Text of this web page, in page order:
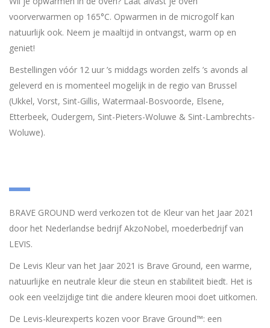
voorverwarmen op 165°C. Opwarmen in de microgolf kan
natuurlijk ook. Neem je maaltijd in ontvangst, warm op en
geniet!
Bestellingen vóór 12 uur ’s middags worden zelfs ’s avonds al
geleverd en is momenteel mogelijk in de regio van Brussel
(Ukkel, Vorst, Sint-Gillis, Watermaal-Bosvoorde, Elsene,
Etterbeek, Oudergem, Sint-Pieters-Woluwe & Sint-Lambrechts-
Woluwe).
BRAVE GROUND werd verkozen tot de Kleur van het Jaar 2021
door het Nederlandse bedrijf AkzoNobel, moederbedrijf van
LEVIS.
De Levis Kleur van het Jaar 2021 is Brave Ground, een warme,
natuurlijke en neutrale kleur die steun en stabiliteit biedt. Het is
ook een veelzijdige tint die andere kleuren mooi doet uitkomen.
De Levis-kleurexperts kozen voor Brave Ground™: een